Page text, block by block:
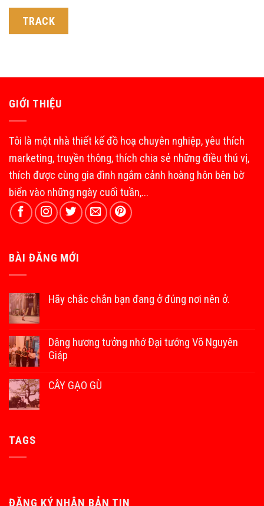
TRACK
GIỚI THIỆU
Tôi là một nhà thiết kế đồ hoạ chuyên nghiệp, yêu thích
marketing, truyền thông, thích chia sẻ những điều thú vị,
thích được cùng gia đình ngắm cảnh hoàng hôn bên bờ
biển vào những ngày cuối tuần,...
BÀI ĐĂNG MỚI
Hãy chắc chắn bạn đang ở đúng nơi nên ở.
Dâng hương tưởng nhớ Đại tướng Võ Nguyên
Giáp
CÂY GẠO GÙ
TAGS
ĐĂNG KÝ NHẬN BẢN TIN